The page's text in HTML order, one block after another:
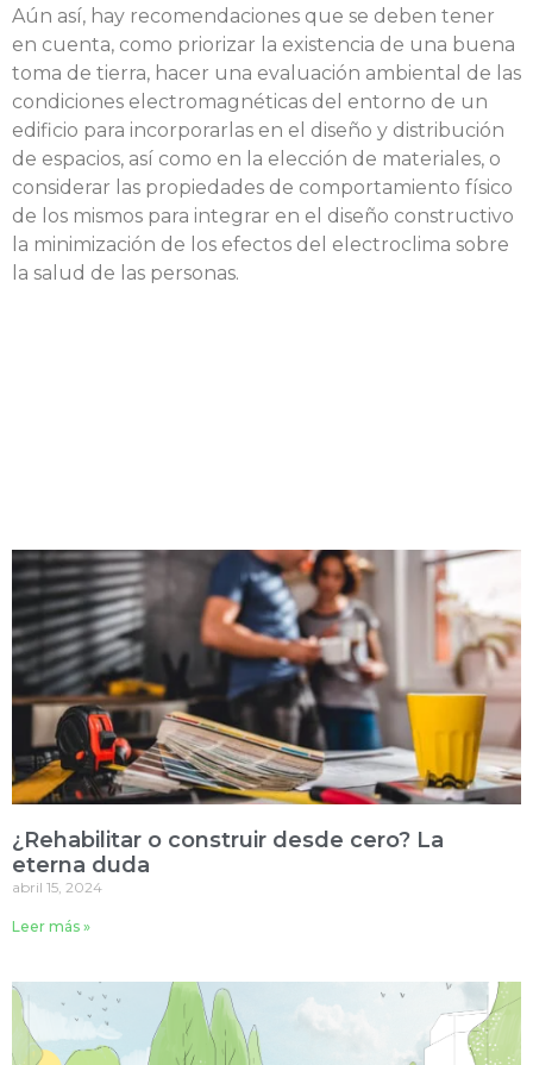
Aún así, hay recomendaciones que se deben tener
en cuenta, como priorizar la existencia de una buena
toma de tierra, hacer una evaluación ambiental de las
condiciones electromagnéticas del entorno de un
edificio para incorporarlas en el diseño y distribución
de espacios, así como en la elección de materiales, o
considerar las propiedades de comportamiento físico
de los mismos para integrar en el diseño constructivo
la minimización de los efectos del electroclima sobre
la salud de las personas.
¿Rehabilitar o construir desde cero? La
eterna duda
abril 15, 2024
Leer más »